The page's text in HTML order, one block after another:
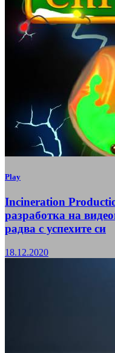
Play
Incineration
разработка на
радва с успехите си
18.12.2020